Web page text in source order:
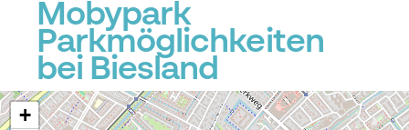
Mobypark
Parkmöglichkeiten
bei Biesland
+